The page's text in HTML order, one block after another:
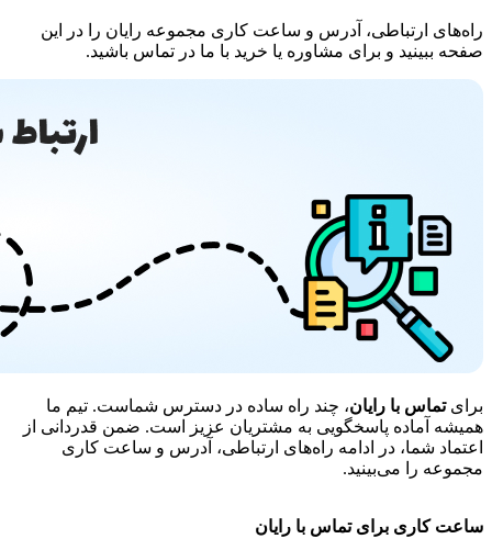
راه‌های ارتباطی، آدرس و ساعت کاری مجموعه رایان را در این
صفحه ببینید و برای مشاوره یا خرید با ما در تماس باشید.
برایتماس با رایان، چند راه ساده در دسترس شماست. تیم ما
همیشه آماده پاسخگویی به مشتریان عزیز است. ضمن قدردانی از
اعتماد شما، در ادامه راه‌های ارتباطی، آدرس و ساعت کاری
مجموعه را می‌بینید.
ساعت کاری برای تماس با رایان